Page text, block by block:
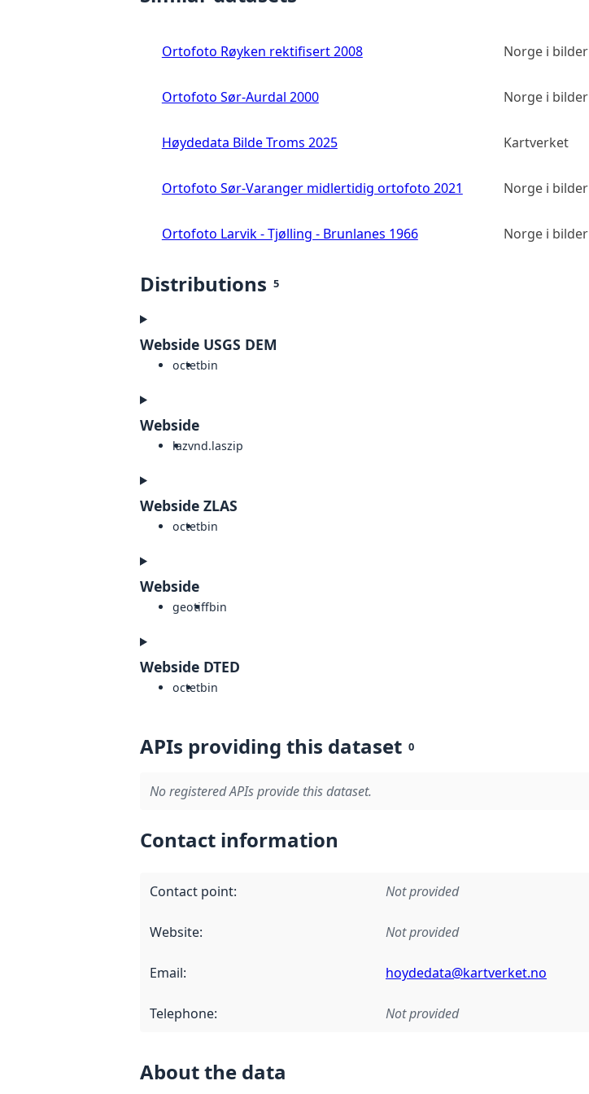
Ortofoto Røyken rektifisert 2008 Norge i bilder
Ortofoto Sør-Aurdal 2000 Norge i bilder
Høydedata Bilde Troms 2025 Kartverket
Ortofoto Sør-Varanger midlertidig ortofoto 2021 Norge i bilder
Ortofoto Larvik - Tjølling - Brunlanes 1966 Norge i bilder
Distributions 5
Webside USGS DEM
octetbin
Webside
lazvnd.laszip
Webside ZLAS
octetbin
Webside
geotiffbin
Webside DTED
octetbin
APIs providing this dataset 0
No registered APIs provide this dataset.
Contact information
Contact point: Not provided
Website: Not provided
Email: hoydedata@kartverket.no
Telephone: Not provided
About the data